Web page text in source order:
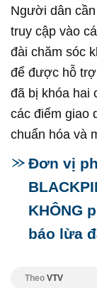
Người dân
truy cập vào
đài chăm sóc
để được hỗ
đã bị khóa hai
các điểm giao
chuẩn hóa và
Đơn vị
KHÔNG
báo lừa
Theo VTV